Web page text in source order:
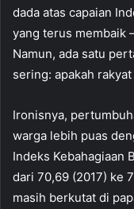
dada atas capaian
yang terus membaik
Namun, ada satu
sering: apakah
Ironisnya,
warga lebih puas
Indeks Kebahagiaan
dari 70,69 (2017) ke
masih berkutat di